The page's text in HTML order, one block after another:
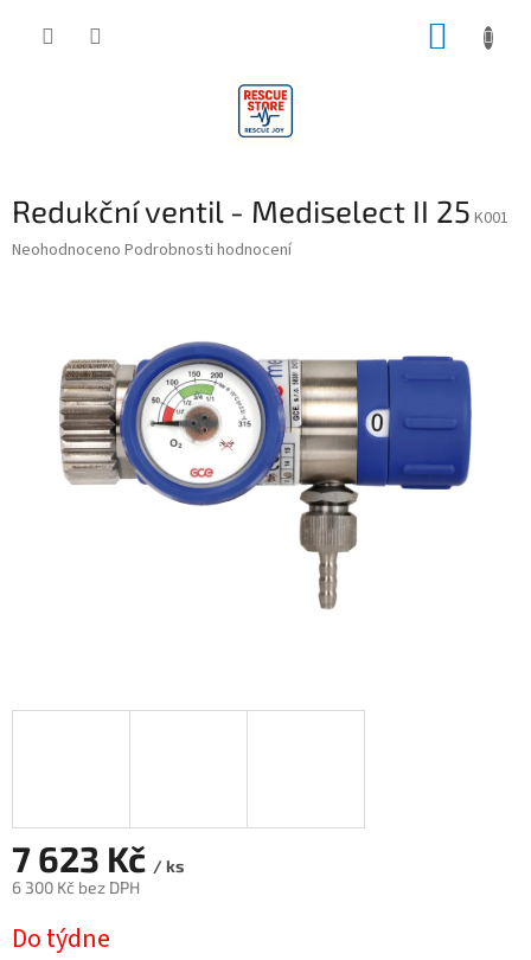
Redukční ventil - Mediselect II 25 K001
Průměrné
hvězdiček.
Neohodnoceno Podrobnosti hodnocení
7 623 Kč / ks
6 300 Kč bez DPH
cena:
Do týdne